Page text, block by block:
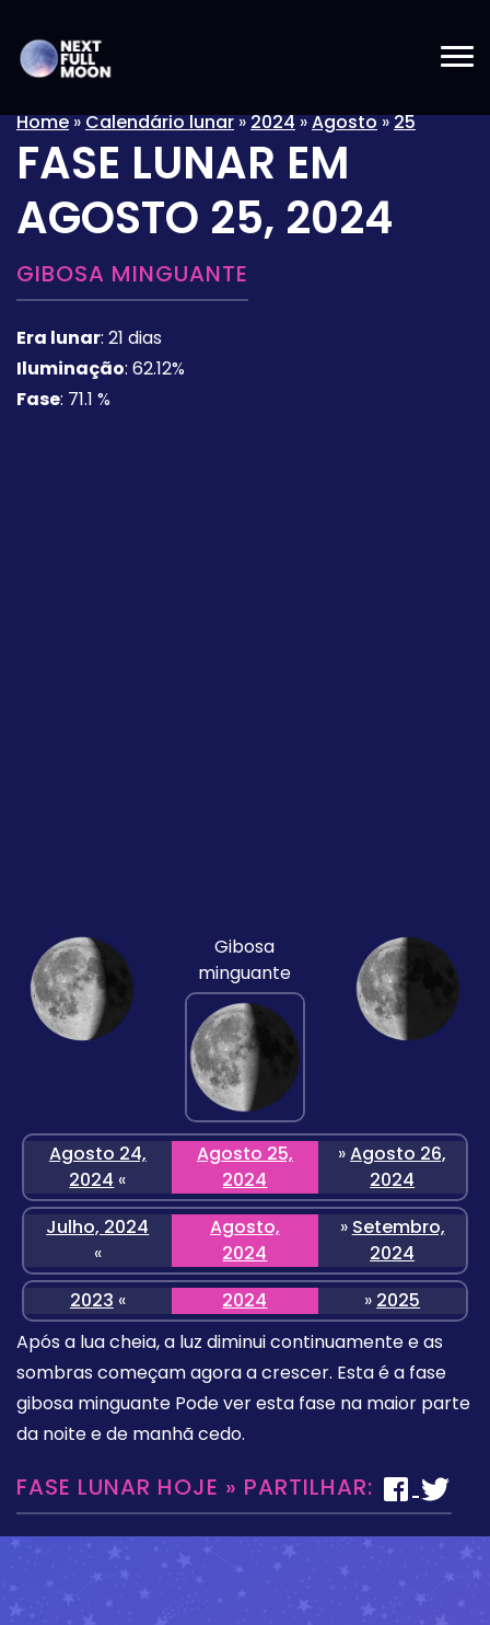
Home»Calendário lunar»2024»Agosto»25
FASE LUNAR EM
AGOSTO 25, 2024
GIBOSA MINGUANTE
Era lunar: 21 dias
Iluminação: 62.12%
Fase: 71.1 %
Gibosa
minguante
Agosto 24,
2024 «
Agosto 25,
2024
»Agosto 26,
2024
Julho, 2024
«
Agosto,
2024
» Setembro,
2024
2023 « 2024 » 2025
Após a lua cheia, a luz diminui continuamente e as
sombras começam agora a crescer. Esta é a fase
gibosa minguante Pode ver esta fase na maior parte
da noite e de manhã cedo.
FASE LUNAR HOJE » PARTILHAR: